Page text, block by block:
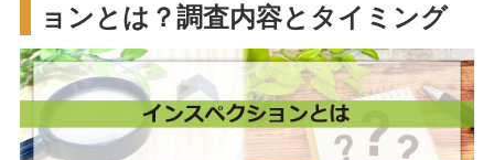
ョンとは？調査内容とタイミング